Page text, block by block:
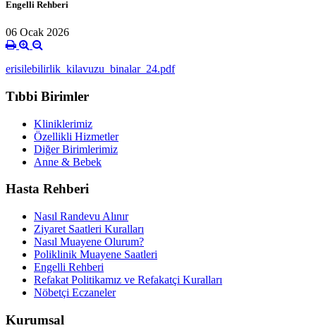
Engelli Rehberi
06 Ocak 2026
erisilebilirlik_kilavuzu_binalar_24.pdf
Tıbbi Birimler
Kliniklerimiz
Özellikli Hizmetler
Diğer Birimlerimiz
Anne & Bebek
Hasta Rehberi
Nasıl Randevu Alınır
Ziyaret Saatleri Kuralları
Nasıl Muayene Olurum?
Poliklinik Muayene Saatleri
Engelli Rehberi
Refakat Politikamız ve Refakatçi Kuralları
Nöbetçi Eczaneler
Kurumsal